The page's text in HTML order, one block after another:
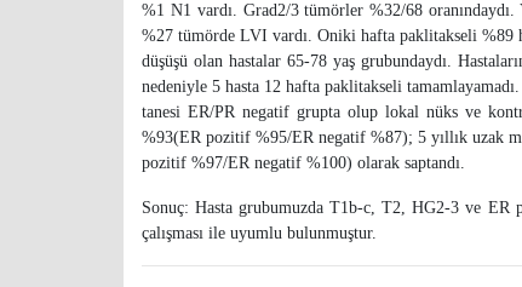
%1 N1 vardı. Grad2/3 tümörler %32/68
%27 tümörde LVI vardı. Oniki hafta paklitakseli %89
düşüşü olan hastalar 65-78 yaş grubundaydı.
nedeniyle 5 hasta 12 hafta paklitakseli
tanesi ER/PR negatif grupta olup lokal nüks ve
%93(ER pozitif %95/ER negatif %87); 5 yıllık uzak
pozitif %97/ER negatif %100) olarak saptandı.
Sonuç: Hasta grubumuzda T1b-c, T2, HG2-3 ve ER
çalışması ile uyumlu bulunmuştur.